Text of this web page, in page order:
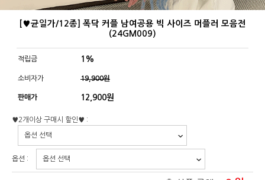
[♥균일가/12종] 폭닥 커플 남여공용 빅 사이즈 머플러 모음전
(24GM009)
적립금 1%
소비자가 19,900원
판매가 12,900원
♥2개이상 구매시 할인♥ :
옵션 :